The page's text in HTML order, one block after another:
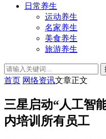
日常养生
运动养生
名家养生
美食养生
旅游养生
首页 网络资讯文章正文
三星启动“人工智
内培训所有员工